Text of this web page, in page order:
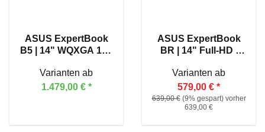
ASUS ExpertBook
B5 | 14" WQXGA 144
Ultra 7 255H
Varianten ab
1.479,00 € *
ASUS ExpertBook
BR | 14" Full-HD |
N305 | Touch
Varianten ab
579,00 € *
639,00 €(9% gespart) vorher
639,00 €